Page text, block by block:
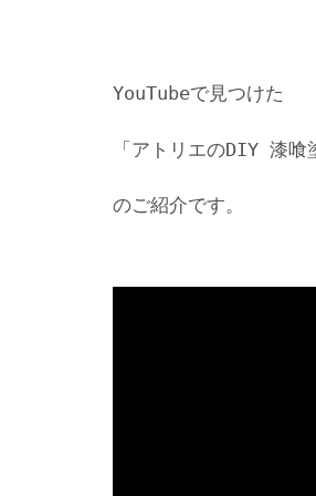
YouTubeで見つけた
「アトリエのDIY 漆喰
のご紹介です。